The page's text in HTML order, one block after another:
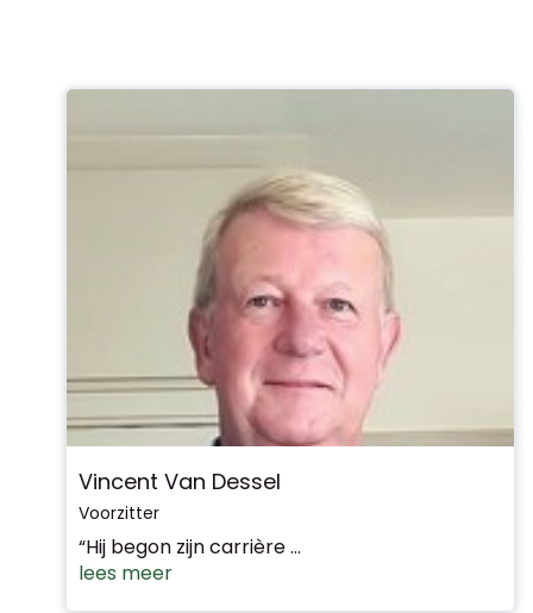
Vincent Van Dessel
Voorzitter
“Hij begon zijn carrière ...
lees meer